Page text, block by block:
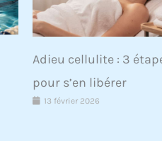
Adieu cellulite : 3
pour s’en libérer
13 février 2026